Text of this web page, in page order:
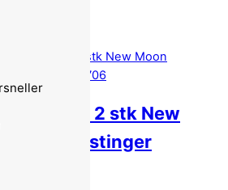
JR 15 – 2 stk New
30g with stinger